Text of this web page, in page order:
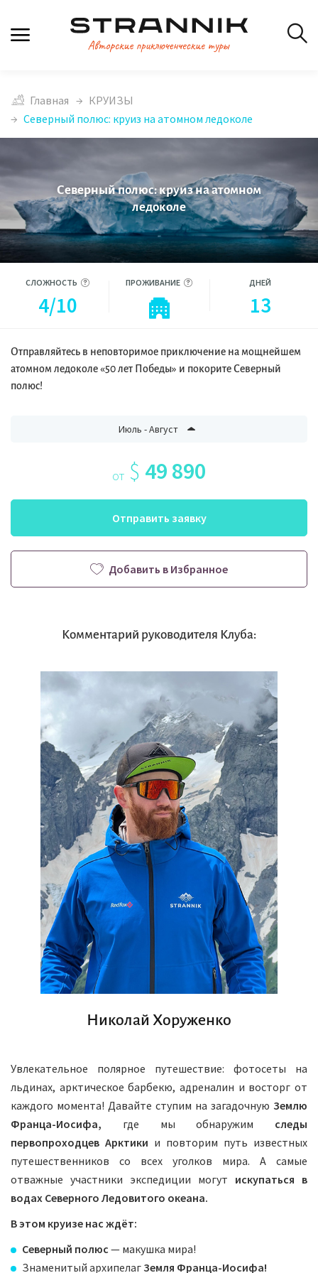
Главная
КРУИЗЫ
Северный полюс: круиз на атомном ледоколе
Северный полюс: круиз на атомном
ледоколе
СЛОЖНОСТЬ
4/10
ПРОЖИВАНИЕ ДНЕЙ
13
Отправляйтесь в неповторимое приключение на мощнейшем
атомном ледоколе «50 лет Победы» и покорите Северный
полюс!
Июль - Август
от $ 49 890
Отправить заявку
Добавить в Избранное
Комментарий руководителя Клуба:
Николай Хоруженко
Увлекательное полярное путешествие: фотосеты на
льдинах, арктическое барбекю, адреналин и восторг от
каждого момента! Давайте ступим на загадочную Землю
Франца-Иосифа, где мы обнаружим следы
первопроходцев Арктики и повторим путь известных
путешественников со всех уголков мира. А самые
отважные участники экспедиции могут искупаться в
водах Северного Ледовитого океана.
В этом круизе нас ждёт:
Северный полюс — макушка мира!
Знаменитый архипелаг Земля Франца-Иосифа!